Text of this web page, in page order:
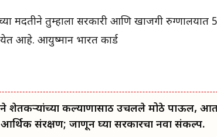
मदतीने तुम्हाला सरकारी आणि खाजगी
आहे. आयुष्मान भारत कार्ड
शेतकऱ्यांच्या कल्याणासाठी उचलले मोठे पाऊल,
संरक्षण; जाणून घ्या सरकारचा नवा संकल्प.